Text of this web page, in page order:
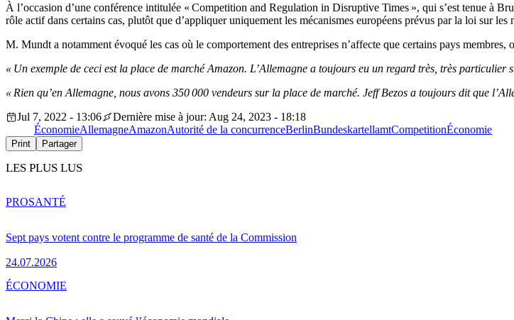
À l’occasion d’une conférence intitulée « Competition and Regulation in Disruptive Times », qui s’est tenue à
rôle actif dans certains cas, plutôt que d’appliquer uniquement les mécanismes européens prévus par la loi sur
M. Mundt a notamment évoqué les cas où le comportement des entreprises n’affecte que certains pays
« Un exemple de ceci est la place de marché Amazon. L’Allemagne a toujours eu un regard très, très particulier
« Rien qu’en Allemagne, nous avons 350 000 vendeurs sur la place de marché. Jeff Bezos a toujours dit que
Jul 7, 2022 - 13:06
Dernière mise à jour: Aug 24, 2023 - 18:18
ÉconomieAllemagneAmazonAutorité de la concurrenceBerlinBundeskartellamtCompetitionÉconomie
Print Partager
LES PLUS LUS
Sept pays votent contre le programme de santé de la Commission
24.07.2026
PROSANTÉ
ÉCONOMIE